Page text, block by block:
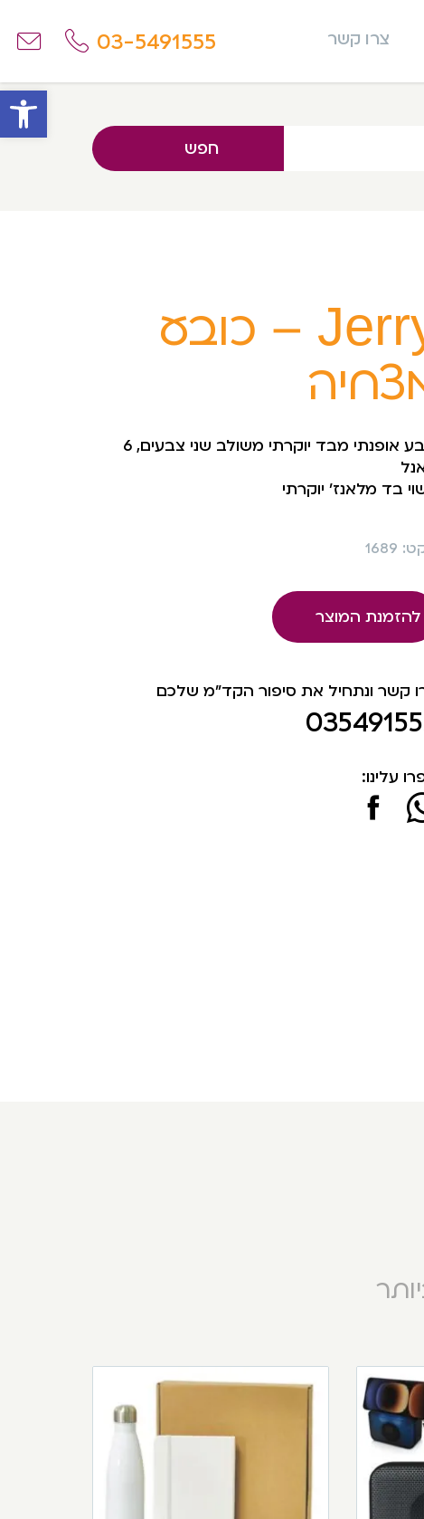
צרו קשר 03-5491555
חפש
Jerry – כובע
כובע אופנתי מבד יוקרתי משולב שני צבעים, 6
בד מלאנז’ יוקרתי
1689
להזמנת המוצר
קשר ונתחיל את סיפור הקד"מ שלכם
עלינו: